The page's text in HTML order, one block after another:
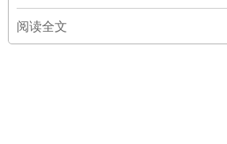
阅读全文